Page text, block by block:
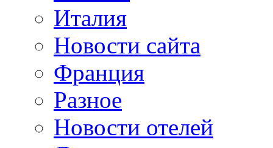
Италия
Новости сайта
Франция
Разное
Новости отелей